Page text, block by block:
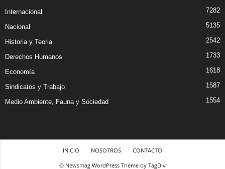
Internacional 7282
Nacional 5135
Historia y Teoria 2542
Derechos Humanos 1733
Economía 1618
Sindicatos y Trabajo 1587
Medio Ambiente, Fauna y Sociedad 1554
INICIO NOSOTROS
CONTACTO
© Newsmag WordPress Theme by TagDiv